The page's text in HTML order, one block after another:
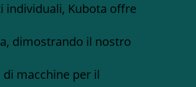
individuali, Kubota offre
dimostrando il nostro
macchine per il